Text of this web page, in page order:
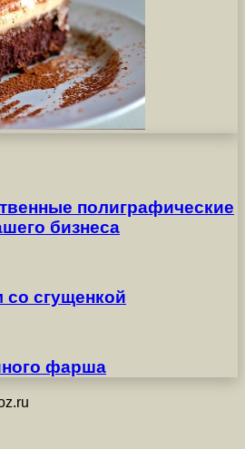
полиграфические
бизнеса
со сгущенкой
фарша